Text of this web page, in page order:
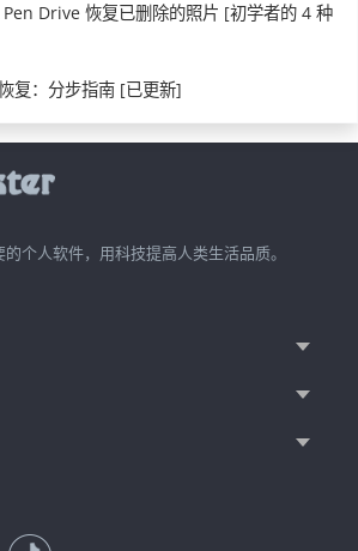
Drive 恢复已删除的照片 [初学者的 4 种
复：分步指南 [已更新]
个人软件，用科技提高人类生活品质。